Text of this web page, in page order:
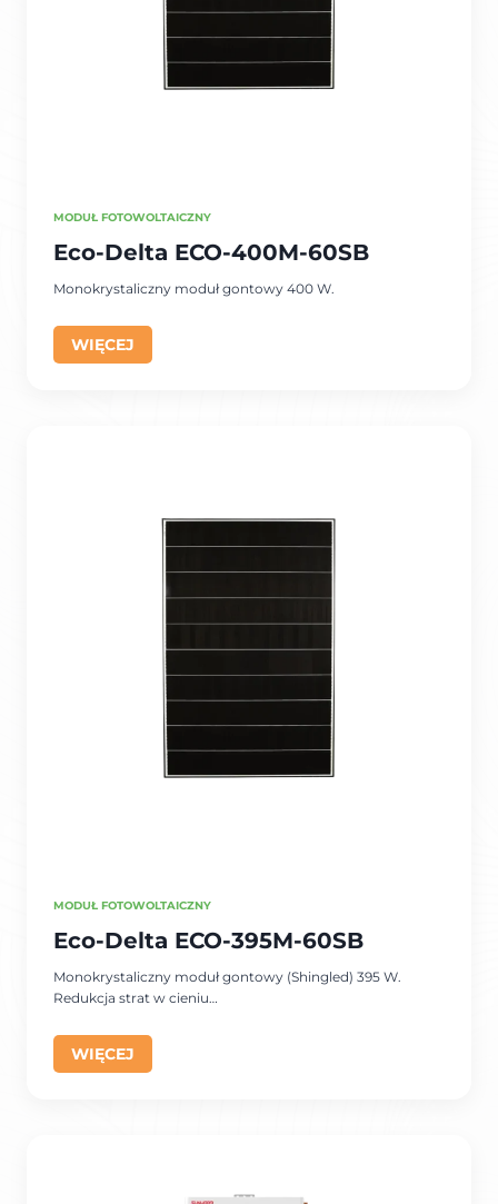
MODUŁ FOTOWOLTAICZNY
Eco-Delta ECO-400M-60SB
Monokrystaliczny moduł gontowy 400 W.
WIĘCEJ
MODUŁ FOTOWOLTAICZNY
Eco-Delta ECO-395M-60SB
Monokrystaliczny moduł gontowy (Shingled) 395 W.
Redukcja strat w cieniu…
WIĘCEJ